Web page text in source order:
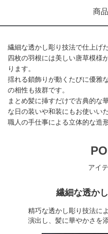
商
繊細な透かし彫り技法で仕上げ
四枚の羽根には美しい唐草模様
ります。
揺れる鎖飾りが動くたびに優雅
の相性も抜群です。
まとめ髪に挿すだけで古典的な
な日の装いや和装にもお使いい
職人の手仕事による立体的な造
アイ
繊細な透か
精巧な透かし彫り技法に
演出し、髪に華やかさを